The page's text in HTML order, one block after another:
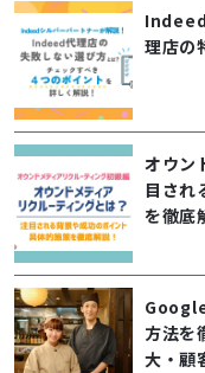
理店の
オウン
目され
を徹底
方法を
大・顧